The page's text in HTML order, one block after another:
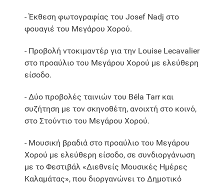
- Έκθεση φωτογραφίας του Josef Nadj στο
φουαγιέ του Μεγάρου Χορού.
- Προβολή ντοκιμαντέρ για την Louise Lecavalier
στο προαύλιο του Μεγάρου Χορού με ελεύθερη
είσοδο.
- Δύο προβολές ταινιών του Béla Tarr και
συζήτηση με τον σκηνοθέτη, ανοιχτή στο κοινό,
στο Στούντιο του Μεγάρου Χορού.
- Μουσική βραδιά στο προαύλιο του Μεγάρου
Χορού με ελεύθερη είσοδο, σε συνδιοργάνωση
με το Φεστιβάλ «Διεθνείς Μουσικές Ημέρες
Καλαμάτας», που διοργανώνει το Δημοτικό